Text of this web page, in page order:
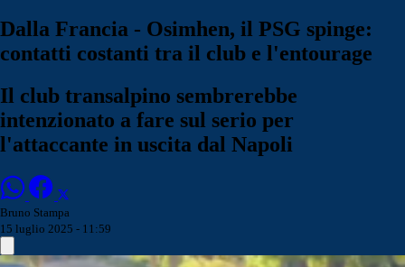
Dalla Francia - Osimhen, il PSG spinge:
contatti costanti tra il club e l'entourage
Il club transalpino sembrerebbe
intenzionato a fare sul serio per
l'attaccante in uscita dal Napoli
Bruno Stampa
15 luglio 2025 - 11:59